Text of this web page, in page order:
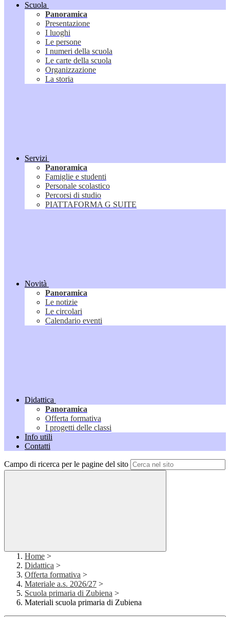
Scuola
Panoramica
Presentazione
I luoghi
Le persone
I numeri della scuola
Le carte della scuola
Organizzazione
La storia
Servizi
Panoramica
Famiglie e studenti
Personale scolastico
Percorsi di studio
PIATTAFORMA G SUITE
Novità
Panoramica
Le notizie
Le circolari
Calendario eventi
Didattica
Panoramica
Offerta formativa
I progetti delle classi
Info utili
Contatti
Campo di ricerca per le pagine del sito
Home >
Didattica >
Offerta formativa >
Materiale a.s. 2026/27 >
Scuola primaria di Zubiena >
Materiali scuola primaria di Zubiena